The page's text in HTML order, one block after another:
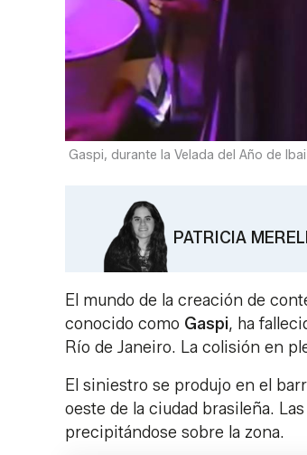
Gaspi, durante la Velada del Año de
PATRICIA
El mundo de la creación de
conocido como Gaspi, ha
Río de Janeiro. La colisión en
El siniestro se produjo en el
oeste de la ciudad brasileña.
precipitándose sobre la zona.